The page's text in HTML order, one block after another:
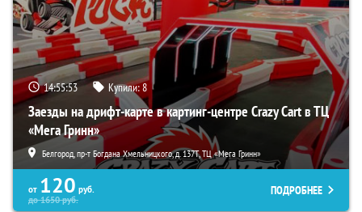
14:55:51 Купили:8
Заезды на дрифт-карте в картинг-центре Crazy Cart в ТЦ
«Мега Гринн»
Белгород, пр-т Богдана Хмельницкого, д. 137Т, ТЦ «Мега Гринн»
от 120 руб.
до1650руб.
ПОДРОБНЕЕ